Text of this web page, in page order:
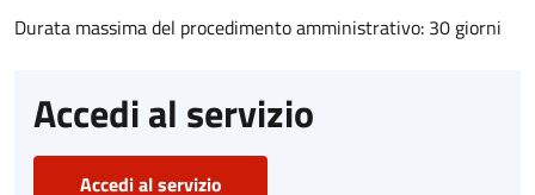
Durata massima del procedimento amministrativo: 30 giorni
Accedi al servizio
Accedi al servizio